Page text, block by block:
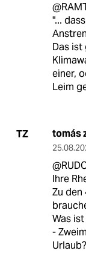
"...
Das ist
einer,
Leim
TZ tomás
Ihre
Zu den
Was
-
Urlaub?